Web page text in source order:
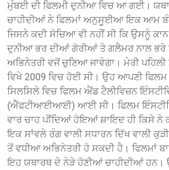
ਮੁੰਬਈ ਦੀ ਫਿਲਮੀ ਦੁਨੀਆ ਵਿਚ ਆ ਗਈ।
ਚਾਹੀਦੀਆਂ ਨੇ ਫਿਲਮਾਂ ਅਨੁਸੂਈਆ ਇਕ ਆਮ
ਜਿਸਨੇ ਕਦੀ ਸੋਚਿਆ ਵੀ ਨਹੀਂ ਸੀ ਕਿ ਉਸਨੂੰ
ਦੁਨੀਆ ਭਰ ਦੀਆਂ ਗੋਰੀਆਂ ਤੇ ਗਲੈਮਰ ਨਾਲ ਭਰੇ
ਅਭਿਨੇਤਰੀ ਵਜੋਂ ਚੁਣਿਆ ਜਾਵੇਗਾ। ਮੇਰੀ
ਵਿਖੇ 2009 ਵਿਚ ਹੋਈ ਸੀ। ਉਹ ਆਪਣੀ ਫਿਲਮ
ਸਿਲਸਿਲੇ ਵਿਚ ਫਿਲਮ ਐਂਡ ਟੈਲੀਵਿਜ਼ਨ
(ਐੱਫਟੀਆਈਆਈ) ਆਈ ਸੀ। ਫਿਲਮ
ਵਾਰ ਚਾਹ ਪੀਂਦਿਆਂ ਹੋਇਆਂ ਸ਼ਾਇਦ ਹੀ ਕਿਸੇ ਨੇ
ਇਕ ਸਾਂਵਲੇ ਰੰਗ ਵਾਲੀ ਸਧਾਰਨ ਦਿੱਖ ਵਾਲੀ
ਤੋਂ ਵਧੀਆ ਅਭਿਨੇਤਰੀ ਹੋ ਸਕਦੀ ਹੈ। ਫਿਲਮਾਂ
ਇਹ ਯਥਾਰਥ ਦੇ ਨੇੜੇ ਹੋਣੀਆਂ ਚਾਹੀਦੀਆਂ ਹਨ।